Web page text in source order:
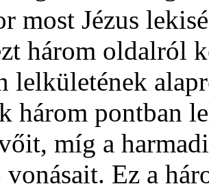
most Jézus
három oldalról
lelkületének
három pontban
míg a
vonásait. Ez a